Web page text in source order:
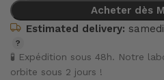
Acheter dès
Estimated delivery:
🧪 Expédition sous 48h. Notre
orbite sous 2 jours !